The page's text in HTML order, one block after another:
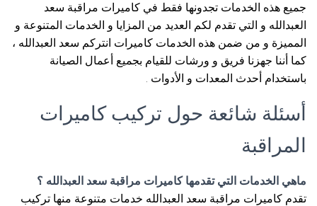
جميع هذه الخدمات تجدونها فقط في كاميرات مراقبة سعد
العبدالله و التي تقدم لكم العديد من المزايا و الخدمات المتنوعة و
المميزة و من ضمن هذه الخدمات كاميرات انتركم سعد العبدالله ،
كما أننا جهزنا فريق و ورشات للقيام بجميع أعمال الصيانة
باستخدام أحدث المعدات و الأدوات .
أسئلة شائعة حول تركيب كاميرات
المراقبة
ماهي الخدمات التي تقدمها كاميرات مراقبة سعد العبدالله ؟
تقدم كاميرات مراقبة سعد العبدالله خدمات متنوعة منها تركيب